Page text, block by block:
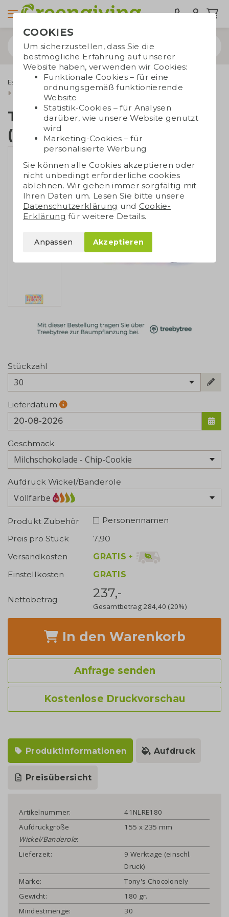
Essbare Werbegeschenke
Tony's Chocolonely
Tony's Chocolonely (180 Gr.) Premium
Tony's Chocolonely
(180 Gr.) Premium
Stückzahl
30
Lieferdatum
Geschmack
Aufdruck Wickel/Banderole
Vollfarbe
Produkt Zubehör
Personennamen
Preis pro Stück
7,90
Versandkosten
GRATIS +
Einstellkosten
GRATIS
Nettobetrag 237,-
Gesamtbetrag 284,40 (20%)
In den Warenkorb
Anfrage senden
Kostenlose Druckvorschau
Produktinformationen Aufdruck
Preisübersicht
Artikelnummer:
41NLRE180
Aufdruckgröße
Wickel/Banderole:
155 x 235 mm
Lieferzeit:
9 Werktage (einschl.
Druck)
Marke:
Tony's Chocolonely
Gewicht:
180 gr.
Mindestmenge:
30
COOKIES
Um sicherzustellen, dass Sie die
bestmögliche Erfahrung auf unserer
Website haben, verwenden wir Cookies:
Funktionale Cookies – für eine
ordnungsgemäß funktionierende
Website
Statistik-Cookies – für Analysen
darüber, wie unsere Website genutzt
wird
Marketing-Cookies – für
personalisierte Werbung
Sie können alle Cookies akzeptieren oder
nicht unbedingt erforderliche cookies
ablehnen. Wir gehen immer sorgfältig mit
Ihren Daten um. Lesen Sie bitte unsere
Datenschutzerklärung und Cookie-
Erklärung für weitere Details.
Anpassen Akzeptieren